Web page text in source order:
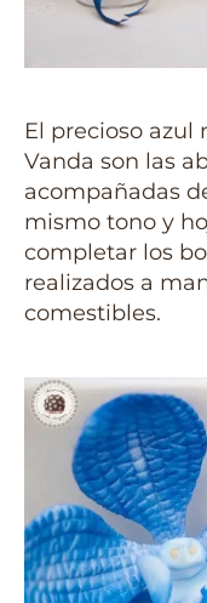
El precioso azul
Vanda son las
acompañadas
mismo tono y
completar los
realizados a
comestibles.